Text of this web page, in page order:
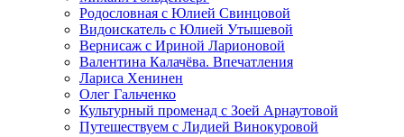
Родословная с Юлией Свинцовой
Видоискатель с Юлией Утышевой
Вернисаж с Ириной Ларионовой
Валентина Калачёва. Впечатления
Лариса Хенинен
Олег Гальченко
Культурный променад с Зоей Арнаутовой
Путешествуем с Лидией Винокуровой